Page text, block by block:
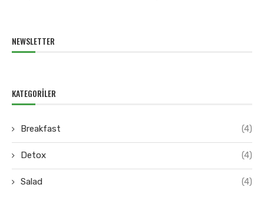
NEWSLETTER
KATEGORILER
Breakfast (4)
Detox (4)
Salad (4)